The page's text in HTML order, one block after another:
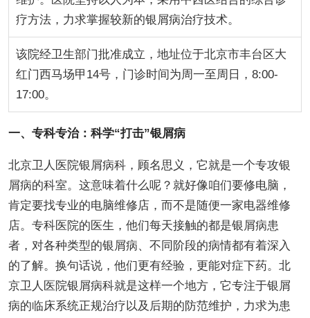
疗方法，力求掌握较新的银屑病治疗技术。
该院经卫生部门批准成立，地址位于北京市丰台区大
红门西马场甲14号，门诊时间为周一至周日，8:00-
17:00。
一、专科专治：科学“打击”银屑病
北京卫人医院银屑病科，顾名思义，它就是一个专攻银
屑病的科室。这意味着什么呢？就好像咱们要修电脑，
肯定要找专业的电脑维修店，而不是随便一家电器维修
店。专科医院的医生，他们每天接触的都是银屑病患
者，对各种类型的银屑病、不同阶段的病情都有着深入
的了解。换句话说，他们更有经验，更能对症下药。北
京卫人医院银屑病科就是这样一个地方，它专注于银屑
病的临床系统正规治疗以及后期的防范维护，力求为患